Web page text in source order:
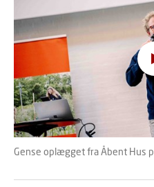
Hov, denne
For at se indholdet
samtykke
til at
Gense oplægget fra Åbent Hus